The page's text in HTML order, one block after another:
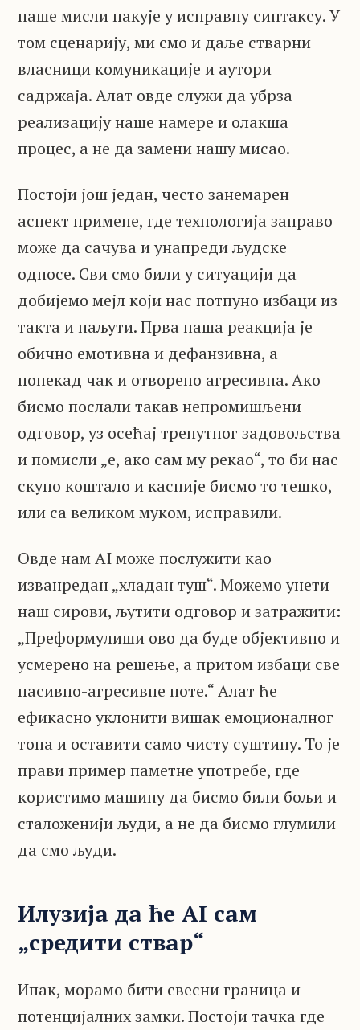
наше мисли пакује у исправну синтаксу. У
том сценарију, ми смо и даље стварни
власници комуникације и аутори
садржаја. Алат овде служи да убрза
реализацију наше намере и олакша
процес, а не да замени нашу мисао.
Постоји још један, често занемарен
аспект примене, где технологија заправо
може да сачува и унапреди људске
односе. Сви смо били у ситуацији да
добијемо мејл који нас потпуно избаци из
такта и наљути. Прва наша реакција је
обично емотивна и дефанзивна, а
понекад чак и отворено агресивна. Ако
бисмо послали такав непромишљени
одговор, уз осећај тренутног задовољства
и помисли „е, ако сам му рекао“, то би нас
скупо коштало и касније бисмо то тешко,
или са великом муком, исправили.
Овде нам AI може послужити као
изванредан „хладан туш“. Можемо унети
наш сирови, љутити одговор и затражити:
„Преформулиши ово да буде објективно и
усмерено на решење, а притом избаци све
пасивно-агресивне ноте.“ Алат ће
ефикасно уклонити вишак емоционалног
тона и оставити само чисту суштину. То је
прави пример паметне употребе, где
користимо машину да бисмо били бољи и
сталоженији људи, а не да бисмо глумили
да смо људи.
Илузија да ће AI сам
„средити ствар“
Ипак, морамо бити свесни граница и
потенцијалних замки. Постоји тачка где